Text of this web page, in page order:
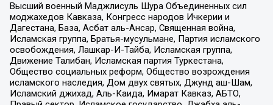
Высший военный Маджлисуль Шура Объединенных сил
моджахедов Кавказа, Конгресс народов Ичкерии и
Дагестана, База, Асбат аль-Ансар, Священная война,
Исламская группа, Братья-мусульмане, Партия исламского
освобождения, Лашкар-И-Тайба, Исламская группа,
Движение Талибан, Исламская партия Туркестана,
Общество социальных реформ, Общество возрождения
исламского наследия, Дом двух святых, Джунд аш-Шам,
Исламский джихад, Аль-Каида, Имарат Кавказ, АБТО,